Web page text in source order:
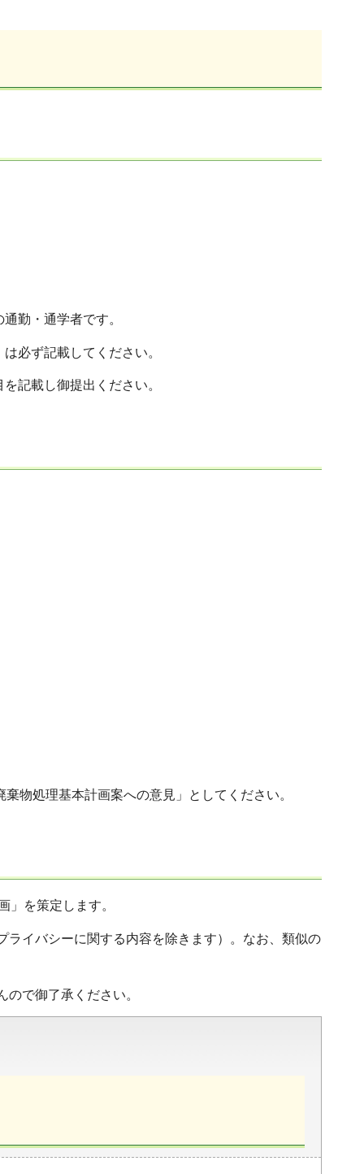
勤・通学者です。
必ず記載してください。
記載し御提出ください。
物処理基本計画案への意見」としてください。
」を策定します。
イバシーに関する内容を除きます）。なお、類似の
で御了承ください。